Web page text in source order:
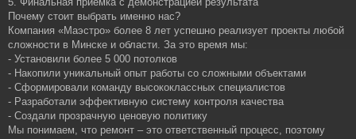
Почему стоит выбрать именно нас?
Компания «Маэстро» более 8 лет успешно реализует проекты любой
сложности в Минске и области. За это время мы:
- Установили более 5 000 потолков
- Накопили уникальный опыт работы со сложными объектами
- Сформировали команду высококлассных специалистов
- Разработали эффективную систему контроля качества
- Создали прозрачную ценовую политику
Мы понимаем, что ремонт – это ответственный процесс, поэтому